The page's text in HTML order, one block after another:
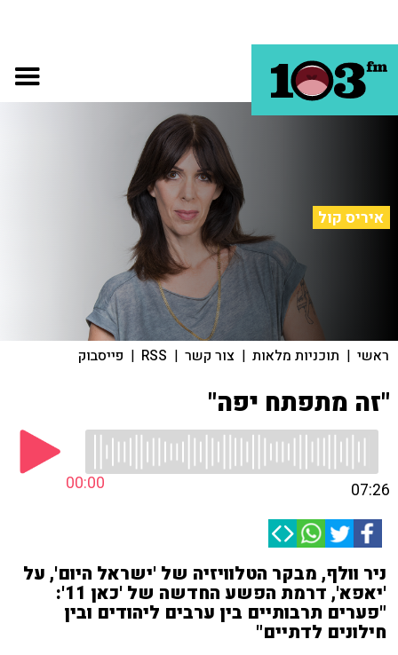
איריס קול
ראשי | תוכניות מלאות | צור קשר |
RSS
| פייסבוק
"זה מתפתח יפה"
00:00 07:26
ניר וולף, מבקר הטלוויזיה של 'ישראל היום', על
'יאפא', דרמת הפשע החדשה של 'כאן 11':
"פערים תרבותיים בין ערבים ליהודים ובין
חילונים לדתיים"